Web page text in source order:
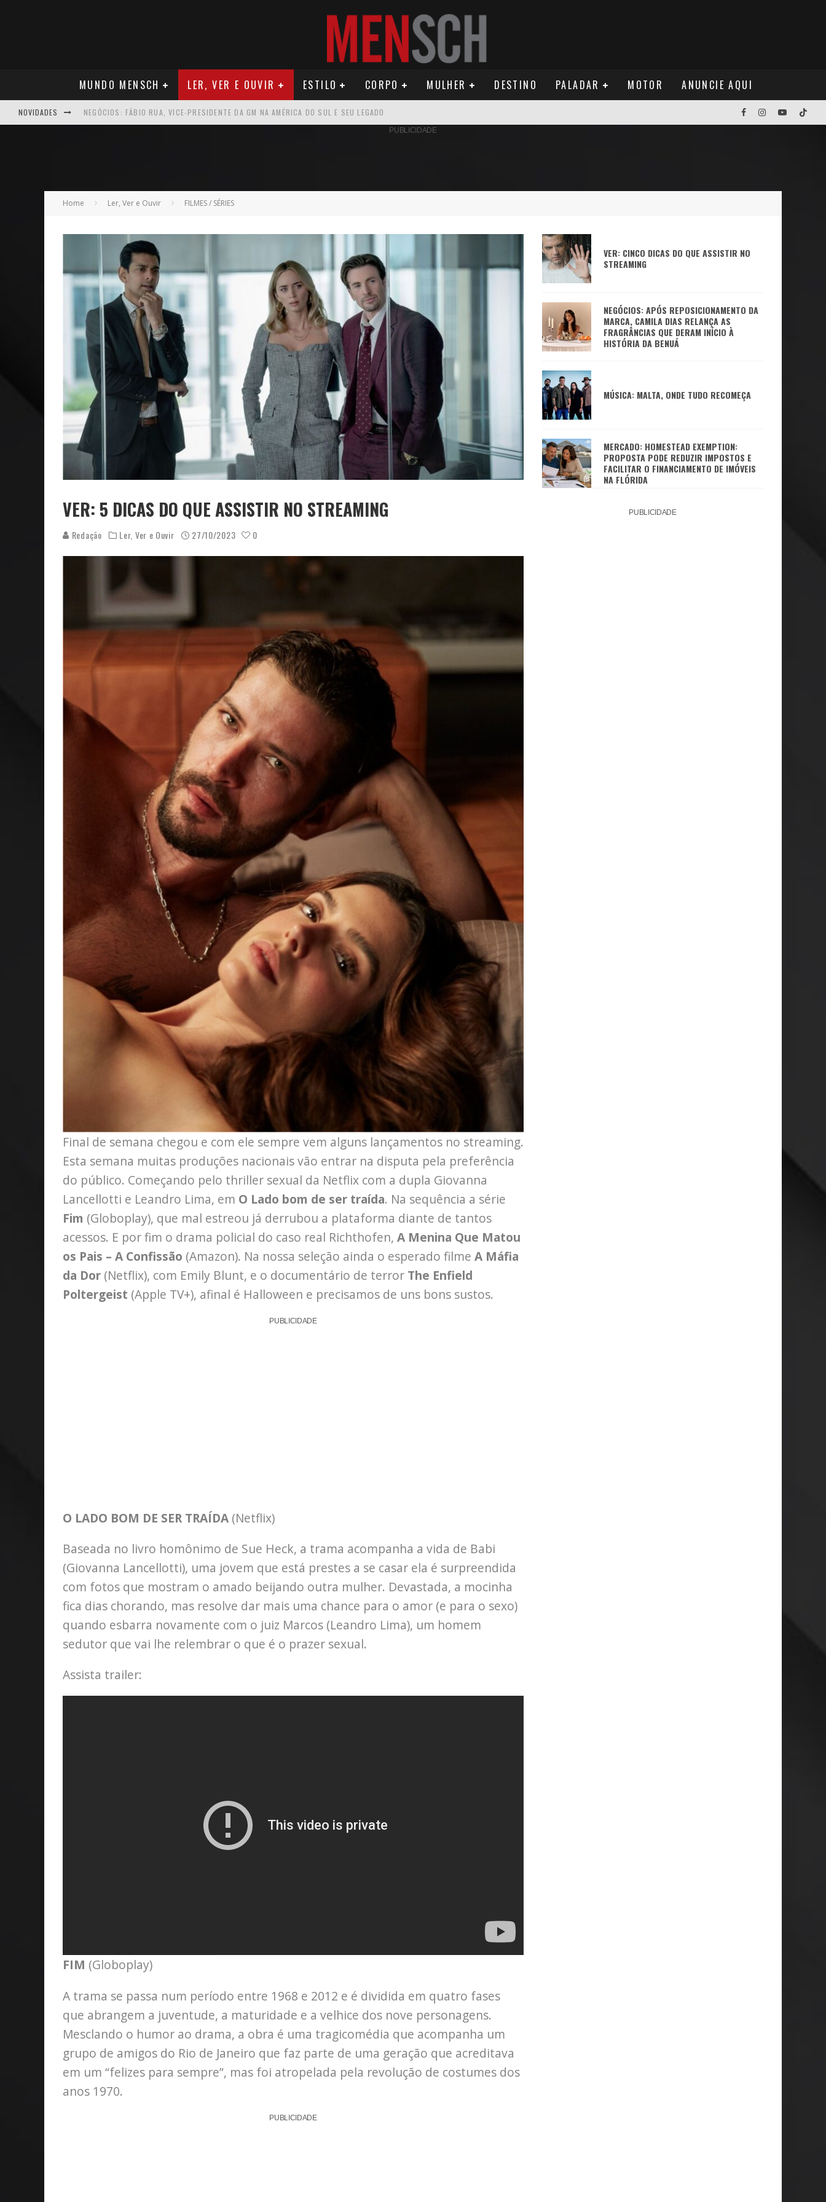
MUNDO MENSCH LER, VER E OUVIR ESTILO CORPO MULHER DESTINO PALADAR MOTOR ANUNCIE AQUI
NOVIDADES ARTE: GALERIA MAURÍCIO REDIG REAFIRMA RECIFE COMO CELEIRO DAS ARTES EM NOITE DE REINAUGURAÇÃO
MÚSICA: MALTA, ONDE TUDO RECOMEÇA
CARREIRA: NICHOLLAS MARSHELL: ENTRE ALGORITMOS E PROPÓSITO HUMANO
CAPA: O SUCESSO DE JOÃO VICTOR GONÇALVES COM SEU MAU MAU EM 'QUEM AMA CUIDA'
VER: CINCO DICAS DO QUE ASSISTIR NO STREAMING
NEGÓCIOS: FÁBIO RUA, VICE-PRESIDENTE DA GM NA AMÉRICA DO SUL E SEU LEGADO
PUBLICIDADE
Home Ler, Ver e Ouvir FILMES / SÉRIES
VER: 5 DICAS DO QUE ASSISTIR NO STREAMING
Redação Ler, Ver e Ouvir 27/10/2023 0
Final de semana chegou e com ele sempre vem alguns lançamentos no streaming.
Esta semana muitas produções nacionais vão entrar na disputa pela preferência
do público. Começando pelo thriller sexual da Netflix com a dupla Giovanna
Lancellotti e Leandro Lima, em O Lado bom de ser traída. Na sequência a série
Fim (Globoplay), que mal estreou já derrubou a plataforma diante de tantos
acessos. E por fim o drama policial do caso real Richthofen, A Menina Que Matou
os Pais – A Confissão (Amazon). Na nossa seleção ainda o esperado filme A Máfia
da Dor (Netflix), com Emily Blunt, e o documentário de terror The Enfield
Poltergeist (Apple TV+), afinal é Halloween e precisamos de uns bons sustos.
PUBLICIDADE
O LADO BOM DE SER TRAÍDA (Netflix)
Baseada no livro homônimo de Sue Heck, a trama acompanha a vida de Babi
(Giovanna Lancellotti), uma jovem que está prestes a se casar ela é surpreendida
com fotos que mostram o amado beijando outra mulher. Devastada, a mocinha
fica dias chorando, mas resolve dar mais uma chance para o amor (e para o sexo)
quando esbarra novamente com o juiz Marcos (Leandro Lima), um homem
sedutor que vai lhe relembrar o que é o prazer sexual.
Assista trailer:
FIM (Globoplay)
A trama se passa num período entre 1968 e 2012 e é dividida em quatro fases
que abrangem a juventude, a maturidade e a velhice dos nove personagens.
Mesclando o humor ao drama, a obra é uma tragicomédia que acompanha um
grupo de amigos do Rio de Janeiro que faz parte de uma geração que acreditava
em um “felizes para sempre”, mas foi atropelada pela revolução de costumes dos
anos 1970.
PUBLICIDADE
VER: CINCO DICAS DO QUE ASSISTIR NO
STREAMING
NEGÓCIOS: APÓS REPOSICIONAMENTO DA
MARCA, CAMILA DIAS RELANÇA AS
FRAGRÂNCIAS QUE DERAM INÍCIO À
HISTÓRIA DA BENUÁ
MÚSICA: MALTA, ONDE TUDO RECOMEÇA
MERCADO: HOMESTEAD EXEMPTION:
PROPOSTA PODE REDUZIR IMPOSTOS E
FACILITAR O FINANCIAMENTO DE IMÓVEIS
NA FLÓRIDA
PUBLICIDADE